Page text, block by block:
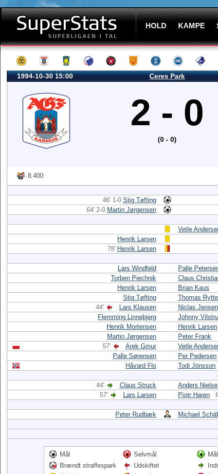
HOLD KAMPE
1994-10-30 15:00 Ceres Park
2 - 0
(0 - 0)
8.400
46' 1-0 Stig Tøfting
64' 2-0 Martin Jørgensen
Vetle
Henrik Larsen
78' Henrik Larsen
Lars Windfeld
Palle
Torben Piechnik
Claus
Henrik Larsen
Brian Kaus
Stig Tøfting
Thomas
44'
Lars Klausen
Niclas Jensen
Flemming Linnebjerg
Johnny
Henrik Mortensen
Henrik Larsen
Martin Jørgensen
Peter Frank
57'
Arek Gmur
Vetle
Palle Sørensen
Per Pedersen
Håvard Flo
Todi Jónsson
44' Claus Struck
Anders
57'
Lars Larsen Piotr Haren
Peter Rudbæk Michael
Mål Selvmål
Brændt straffespark
Udskiftet